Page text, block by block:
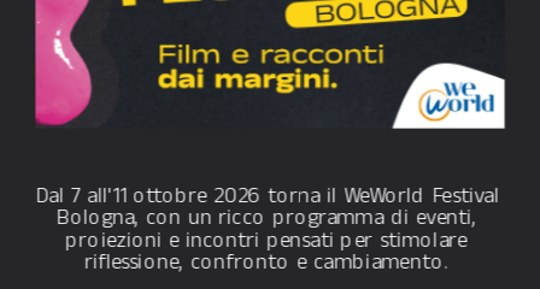
Dal 7 all'11 ottobre 2026 torna il WeWorld Festival
Bologna, con un ricco programma di eventi,
proiezioni e incontri pensati per stimolare
riflessione, confronto e cambiamento.